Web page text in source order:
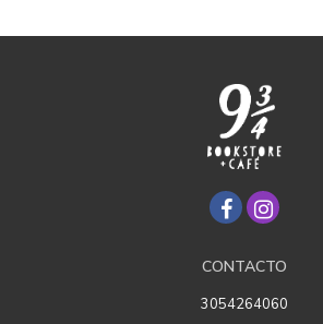
CONTACTO
3054264060